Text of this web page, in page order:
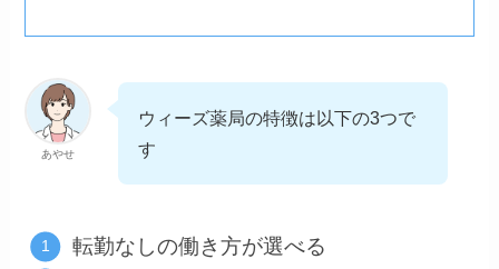
あやせ
ウィーズ薬局の特徴は以下の3つで
す
転勤なしの働き方が選べる